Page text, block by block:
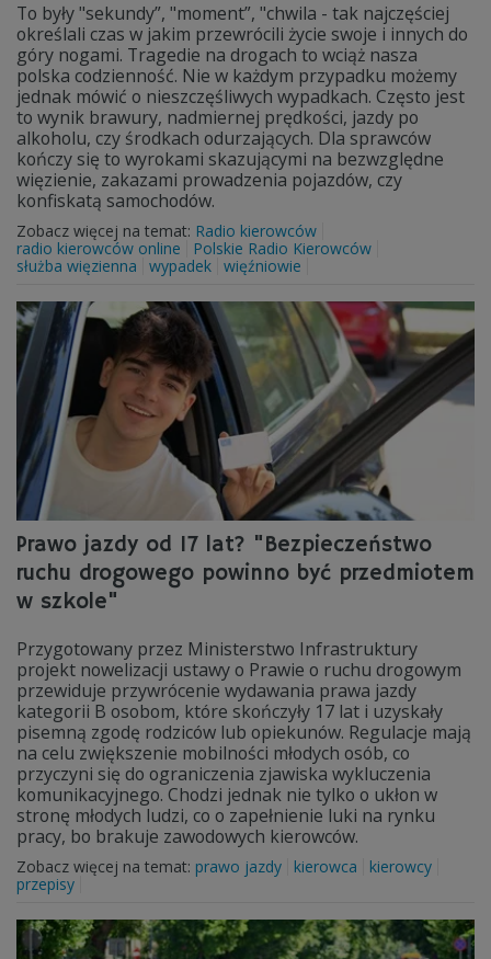
To były "sekundy”, "moment”, "chwila - tak najczęściej
określali czas w jakim przewrócili życie swoje i innych do
góry nogami. Tragedie na drogach to wciąż nasza
polska codzienność. Nie w każdym przypadku możemy
jednak mówić o nieszczęśliwych wypadkach. Często jest
to wynik brawury, nadmiernej prędkości, jazdy po
alkoholu, czy środkach odurzających. Dla sprawców
kończy się to wyrokami skazującymi na bezwzględne
więzienie, zakazami prowadzenia pojazdów, czy
konfiskatą samochodów.
Zobacz więcej na temat: Radio kierowców
radio kierowców online
Polskie Radio Kierowców
służba więzienna
wypadek więźniowie
Prawo jazdy od 17 lat? "Bezpieczeństwo
ruchu drogowego powinno być przedmiotem
w szkole"
Przygotowany przez Ministerstwo Infrastruktury
projekt nowelizacji ustawy o Prawie o ruchu drogowym
przewiduje przywrócenie wydawania prawa jazdy
kategorii B osobom, które skończyły 17 lat i uzyskały
pisemną zgodę rodziców lub opiekunów. Regulacje mają
na celu zwiększenie mobilności młodych osób, co
przyczyni się do ograniczenia zjawiska wykluczenia
komunikacyjnego. Chodzi jednak nie tylko o ukłon w
stronę młodych ludzi, co o zapełnienie luki na rynku
pracy, bo brakuje zawodowych kierowców.
Zobacz więcej na temat: prawo jazdy kierowca
kierowcy
przepisy